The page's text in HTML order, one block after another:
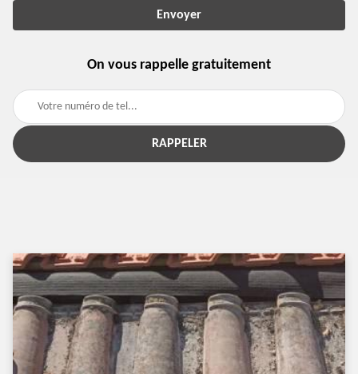
On vous rappelle gratuitement